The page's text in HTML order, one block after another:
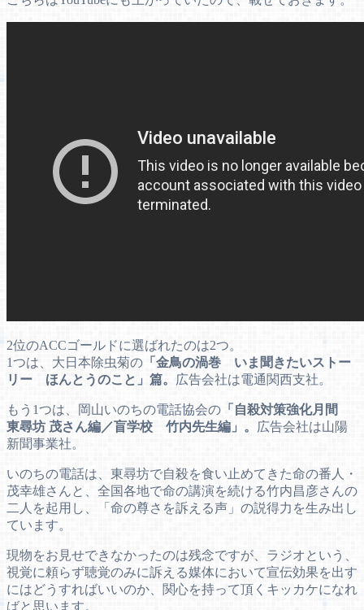
2位のACCゴールドに選ばれたのは2つ。
1つは、大日本除虫菊の 「金鳥の渦巻 いま聞きたいストー
リー ほんとうのこと」篇。
広告会社は電通関西支社。
もう1つは、岡山いのちの電話協会の 「自殺対策強化月間
東尋坊 茂さん編／盲学校 竹内先生編」。
広告会社は山陽
新聞事業社。
いのちの電話は、東尋坊で自殺を食い止めてきた命の番人・
茂幸雄さんと、全国各地で命の講演を続ける竹内昌彦さんの
二人を起用し、「命の尊さを訴える声」の説得力を生み出し
ています。
現物をお見せできなかったのは残念ですが、ラジオという、
視覚に頼らず聴覚のみに訴える媒体において宣伝効果を出す
にはどうすればいいのか、関心を持って頂くキッカケになれ
ばと思います。